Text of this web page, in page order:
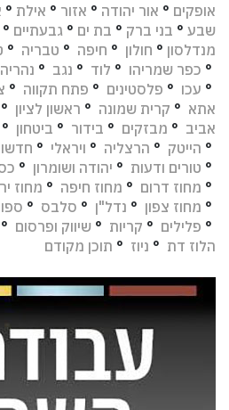
אופקים ° אור יהודה ° אזור ° אילת °
שבע ° בני ברק ° בת ים ° גבעתיים °
מנדלסון ° חולון ° חיפה ° טבריה °
° כפר שמריהו ° לוד ° נגב ° נהריה
° עכו ° פלסטינים ° פתח תקווה °
אתא ° קרית שמונה ° ראשון לציון °
אביב ° מבזקים ° בידור ° ביטחון °
° הייטק ° הרצליה ° ויראלי °
° טורים ודעות ° יהודה ושומרון °
° מחוז דרום ° מחוז חיפה ° מחוז
° מחוז צפון ° נדל"ן ° סלבס °
° פלילים ° קריות ° שיווק ופרסום °
הלוז דת ° ניוז ° תוכן מקודם